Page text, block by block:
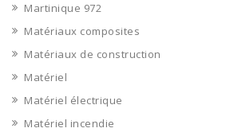
Martinique 972
Matériaux composites
Matériaux de construction
Matériel
Matériel électrique
Matériel incendie